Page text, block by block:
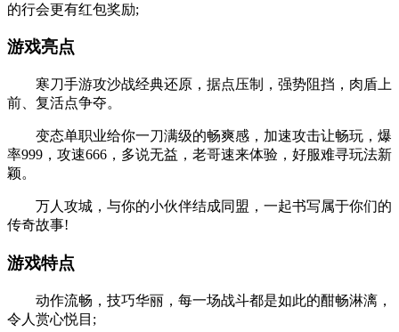
的行会更有红包奖励;
游戏亮点
寒刀手游攻沙战经典还原，据点压制，强势阻挡，肉盾上
前、复活点争夺。
变态单职业给你一刀满级的畅爽感，加速攻击让畅玩，爆
率999，攻速666，多说无益，老哥速来体验，好服难寻玩法新
颖。
万人攻城，与你的小伙伴结成同盟，一起书写属于你们的
传奇故事!
游戏特点
动作流畅，技巧华丽，每一场战斗都是如此的酣畅淋漓，
令人赏心悦目;